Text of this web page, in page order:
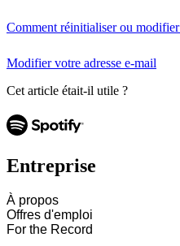
Comment réinitialiser ou
Modifier votre adresse e-mail
Cet article était-il utile ?
Entreprise
À propos
Offres d'emploi
For the Record